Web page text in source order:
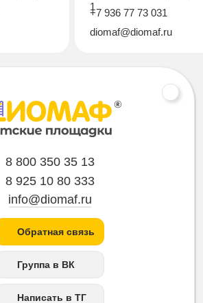
1
+7 936 77 73 031
diomaf@diomaf.ru
8 800 350 35 13
8 925 10 80 333
info@diomaf.ru
Обратная связь
Группа в ВК
Написать в ТГ